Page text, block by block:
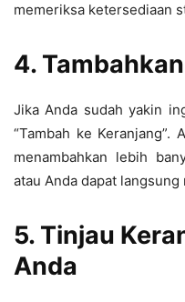
memeriksa ketersediaan
4.
Jika Anda sudah yakin
“Tambah ke Keranjang”.
menambahkan lebih
atau Anda dapat
5. Tinjau
Anda